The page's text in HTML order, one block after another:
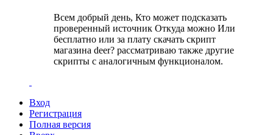
Всем добрый день, Кто может подсказать
проверенный источник Откуда можно Или
бесплатно или за плату скачать скрипт
магазина deer? рассматриваю также другие
скрипты с аналогичным функционалом.
Вход
Регистрация
Полная версия